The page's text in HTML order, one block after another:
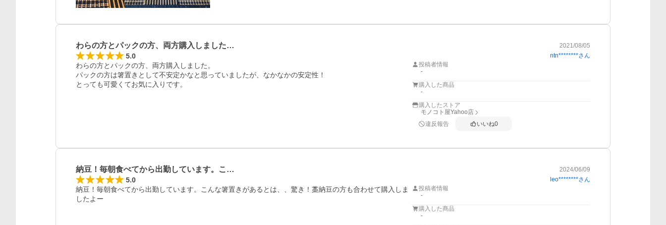
わらの方とパックの方、両方購入しました… 2021/08/05
5.0 ntn********さん
わらの方とパックの方、両方購入しました。
パックの方は箸置きとして不安定かなと思っていましたが、なかなかの安定性！
とっても可愛くてお気に入りです。
投稿者情報
-
購入した商品
-
購入したストア
モノコト屋Yahoo店
違反報告
いいね0
納豆！毎朝食べてから出勤しています。こ… 2024/06/09
5.0 leo********さん
納豆！毎朝食べてから出勤しています。こんな箸置きがあるとは、、驚き！藁納豆の方も合わせて購入しま
したよー
投稿者情報
-
購入した商品
-